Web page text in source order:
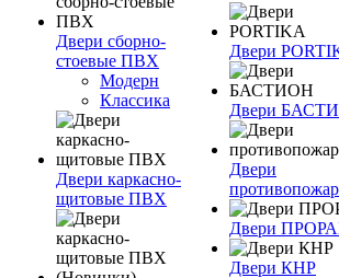
Двери сборно-
стоевые ПВХ
Модерн
Классика
Двери каркасно-
щитовые ПВХ
Двери
Двери
Двери
Двери
Двери КНР